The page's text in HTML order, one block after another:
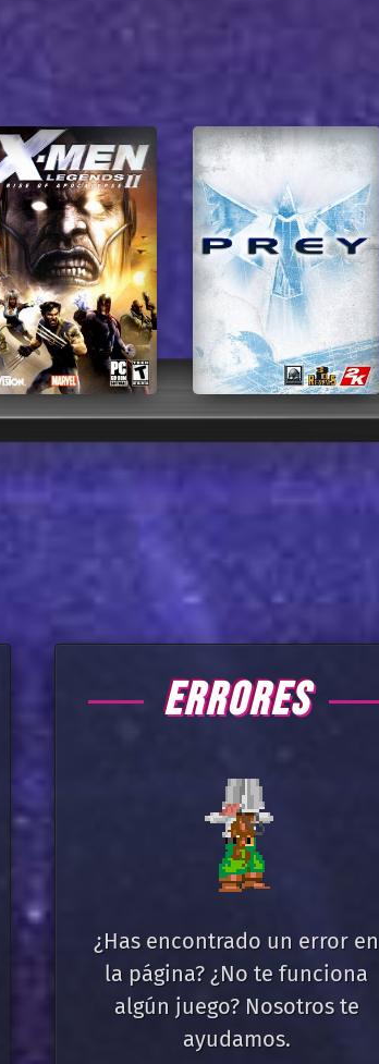
ERRORES
¿Has encontrado un error en
la página? ¿No te funciona
algún juego? Nosotros te
ayudamos.